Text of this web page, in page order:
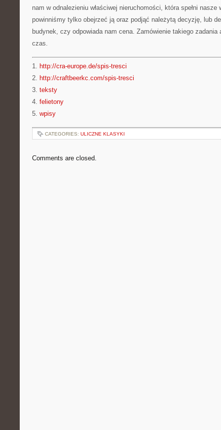
nam w odnalezieniu właściwej nieruchomości, która spełni
powinniśmy tylko obejrzeć ją oraz podjąć należytą decyzję, lub
budynek, czy odpowiada nam cena. Zamówienie takiego
czas.
1. http://cra-europe.de/spis-tresci
2. http://craftbeerkc.com/spis-tresci
3. teksty
4. felietony
5. wpisy
CATEGORIES: ULICZNE KLASYKI
Comments are closed.